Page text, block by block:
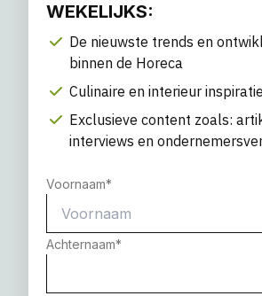
WEKELIJKS:
De nieuwste trends en
binnen de Horeca
Culinaire en interieur inspiratie
Exclusieve content zoals:
interviews en
Voornaam*
Achternaam*